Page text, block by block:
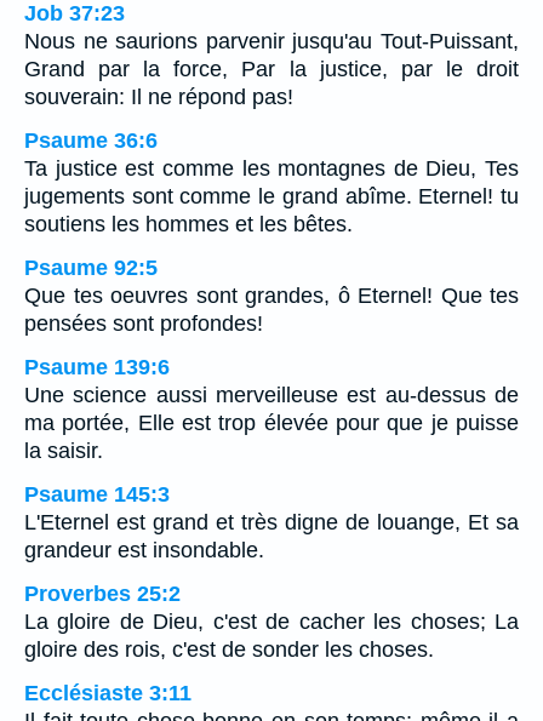
Job 37:23
Nous ne saurions parvenir jusqu'au Tout-Puissant,
Grand par la force, Par la justice, par le droit
souverain: Il ne répond pas!
Psaume 36:6
Ta justice est comme les montagnes de Dieu, Tes
jugements sont comme le grand abîme. Eternel! tu
soutiens les hommes et les bêtes.
Psaume 92:5
Que tes oeuvres sont grandes, ô Eternel! Que tes
pensées sont profondes!
Psaume 139:6
Une science aussi merveilleuse est au-dessus de
ma portée, Elle est trop élevée pour que je puisse
la saisir.
Psaume 145:3
L'Eternel est grand et très digne de louange, Et sa
grandeur est insondable.
Proverbes 25:2
La gloire de Dieu, c'est de cacher les choses; La
gloire des rois, c'est de sonder les choses.
Ecclésiaste 3:11